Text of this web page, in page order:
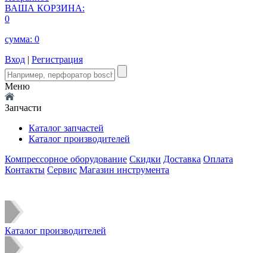
ВАША КОРЗИНА:
0
сумма: 0
Вход | Регистрация
Меню
Запчасти
Каталог запчастей
Каталог производителей
Компрессорное оборудование Скидки Доставка Оплата
Контакты Сервис Магазин инструмента
Каталог производителей